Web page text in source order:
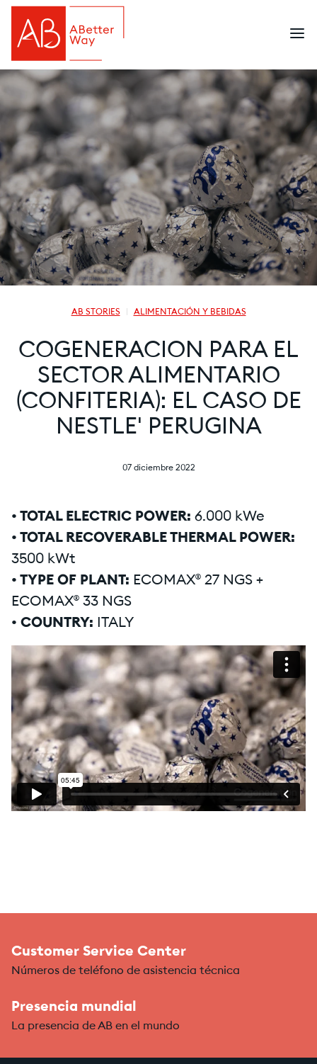
AB STORIES ALIMENTACIÓN Y BEBIDAS
COGENERACION PARA EL
SECTOR ALIMENTARIO
(CONFITERIA): EL CASO DE
NESTLE' PERUGINA
07 diciembre 2022
• TOTAL ELECTRIC POWER: 6.000 kWe
• TOTAL RECOVERABLE THERMAL POWER:
3500 kWt
• TYPE OF PLANT: ECOMAX® 27 NGS +
ECOMAX® 33 NGS
• COUNTRY: ITALY
Customer Service Center
Números de teléfono de asistencia técnica
Presencia mundial
La presencia de AB en el mundo